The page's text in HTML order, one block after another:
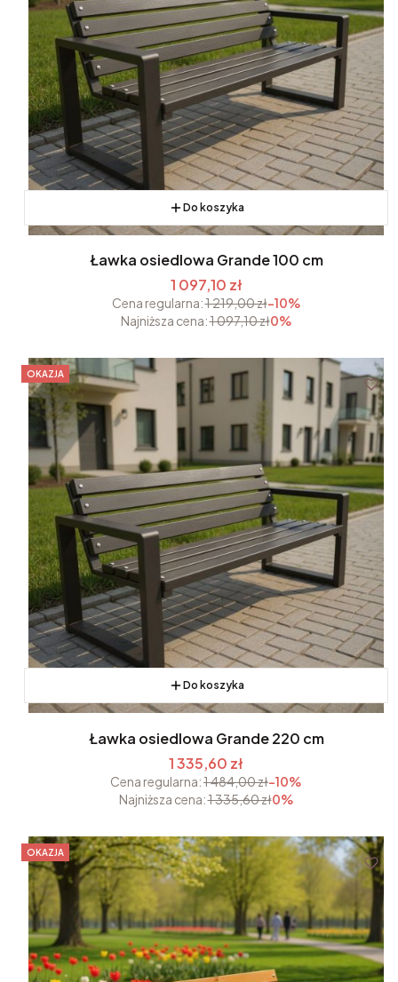
Do koszyka
Ławka osiedlowa Grande 100 cm
1 097,10 zł
Cena regularna:1 219,00 zł-10%
Najniższa cena:1 097,10 zł0%
OKAZJA
Do koszyka
Ławka osiedlowa Grande 220 cm
1 335,60 zł
Cena regularna:1 484,00 zł-10%
Najniższa cena:1 335,60 zł0%
OKAZJA